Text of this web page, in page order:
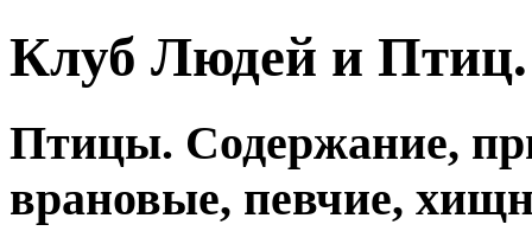
Клуб Людей и
Птицы. Содержание,
врановые, певчие,